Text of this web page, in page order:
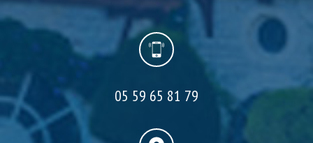
05 59 65 81 79